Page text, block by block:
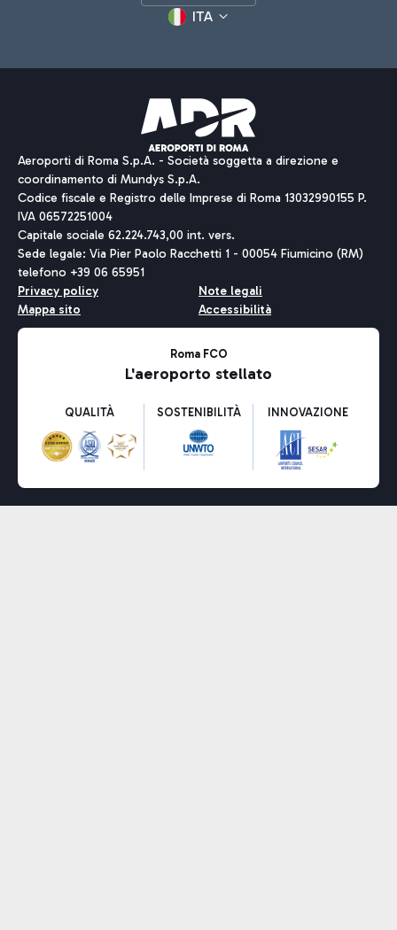
ITA
Aeroporti di Roma S.p.A. - Società soggetta a direzione e
coordinamento di Mundys S.p.A.
Codice fiscale e Registro delle Imprese di Roma 13032990155 P.
IVA 06572251004
Capitale sociale 62.224.743,00 int. vers.
Sede legale: Via Pier Paolo Racchetti 1 - 00054 Fiumicino (RM)
telefono +39 06 65951
Privacy policy
Note legali
Mappa sito
Accessibilità
Roma FCO
L'aeroporto stellato
QUALITÀ SOSTENIBILITÀ INNOVAZIONE